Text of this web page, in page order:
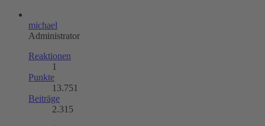
michael
Administrator
Reaktionen
1
Punkte
13.751
Beiträge
2.315